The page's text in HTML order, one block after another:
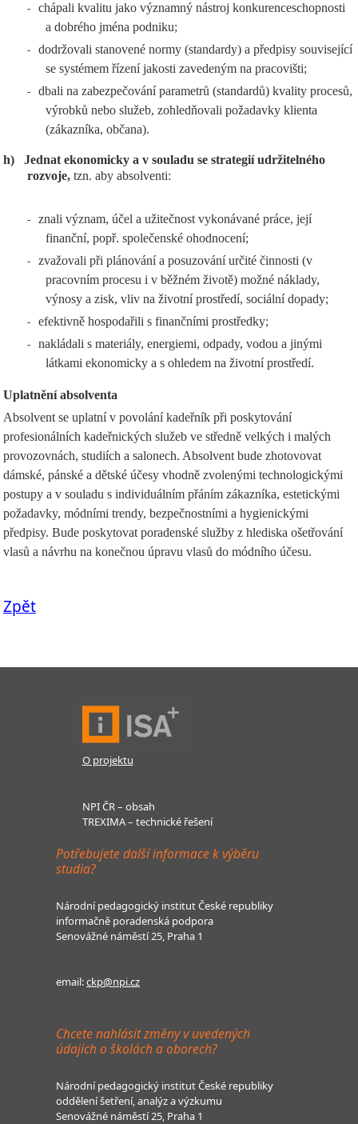
-
chápali kvalitu jako významný nástroj konkurenceschopnosti
a dobrého jména podniku;
-
dodržovali stanovené normy (standardy) a předpisy související
se systémem řízení jakosti zavedeným na pracovišti;
-
dbali na zabezpečování parametrů (standardů) kvality procesů,
výrobků nebo služeb, zohledňovali požadavky klienta
(zákazníka, občana).
h)
Jednat ekonomicky a v souladu se strategií udržitelného
rozvoje, tzn. aby absolventi:
-
znali význam, účel a užitečnost vykonávané práce, její
finanční, popř. společenské ohodnocení;
-
zvažovali při plánování a posuzování určité činnosti (v
pracovním procesu i v běžném životě) možné náklady,
výnosy a zisk, vliv na životní prostředí, sociální dopady;
- efektivně hospodařili s finančními prostředky;
-
nakládali s materiály, energiemi, odpady, vodou a jinými
látkami ekonomicky a s ohledem na životní prostředí.
Uplatnění absolventa
Absolvent se uplatní v povolání kadeřník při poskytování
profesionálních kadeřnických služeb ve středně velkých i malých
provozovnách, studiích a salonech. Absolvent bude zhotovovat
dámské, pánské a dětské účesy vhodně zvolenými technologickými
postupy a v souladu s individuálním přáním zákazníka, estetickými
požadavky, módními trendy, bezpečnostními a hygienickými
předpisy. Bude poskytovat poradenské služby z hlediska ošetřování
vlasů a návrhu na konečnou úpravu vlasů do módního účesu.
Zpět
O projektu
NPI ČR – obsah
TREXIMA – technické řešení
Potřebujete další informace k výběru
studia?
Národní pedagogický institut České republiky
informačně poradenská podpora
Senovážné náměstí 25, Praha 1
email:ckp@npi.cz
Chcete nahlásit změny v uvedených
údajích o školách a oborech?
Národní pedagogický institut České republiky
oddělení šetření, analýz a výzkumu
Senovážné náměstí 25, Praha 1